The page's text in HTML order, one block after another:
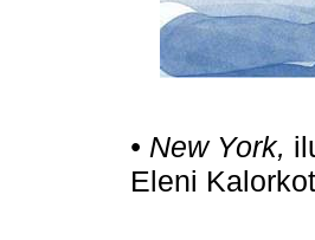
• New York,
Eleni